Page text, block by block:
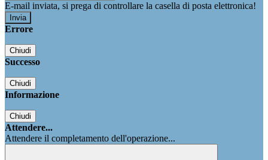
E-mail inviata, si prega di controllare la casella di posta elettronica!
Errore
Chiudi
Successo
Chiudi
Informazione
Chiudi
Attendere...
Attendere il completamento dell'operazione...